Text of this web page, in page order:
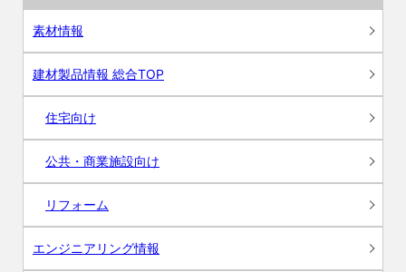
素材情報
建材製品情報 総合TOP
住宅向け
公共・商業施設向け
リフォーム
エンジニアリング情報